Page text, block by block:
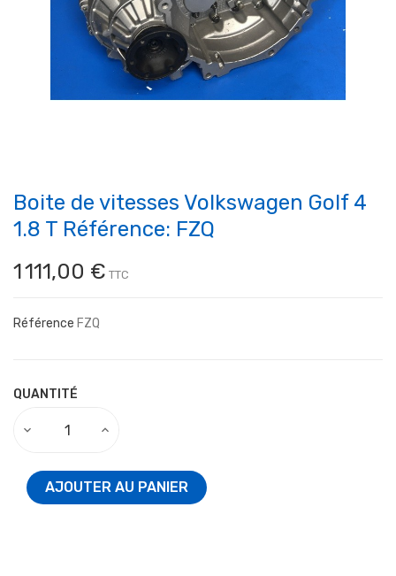
Boite de vitesses Volkswagen Golf 4
1.8 T Référence: FZQ
1 111,00 € TTC
Référence FZQ
QUANTITÉ
AJOUTER AU PANIER